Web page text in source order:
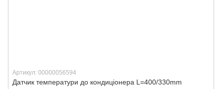
Артикул: 00000056594
Датчик температури до кондиціонера L=400/330mm